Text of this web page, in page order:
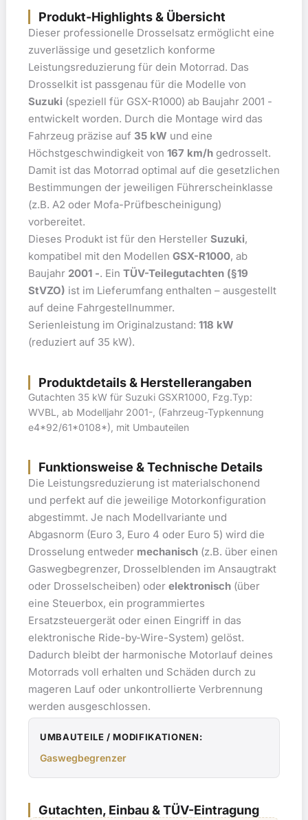
Produkt-Highlights & Übersicht
Dieser professionelle Drosselsatz ermöglicht eine
zuverlässige und gesetzlich konforme
Leistungsreduzierung für dein Motorrad. Das
Drosselkit ist passgenau für die Modelle von
Suzuki (speziell für GSX-R1000) ab Baujahr 2001 -
entwickelt worden. Durch die Montage wird das
Fahrzeug präzise auf 35 kW und eine
Höchstgeschwindigkeit von 167 km/h gedrosselt.
Damit ist das Motorrad optimal auf die gesetzlichen
Bestimmungen der jeweiligen Führerscheinklasse
(z.B. A2 oder Mofa-Prüfbescheinigung)
vorbereitet.
Dieses Produkt ist für den Hersteller Suzuki,
kompatibel mit den Modellen GSX-R1000, ab
Baujahr 2001 -. Ein TÜV-Teilegutachten (§19
StVZO) ist im Lieferumfang enthalten – ausgestellt
auf deine Fahrgestellnummer.
Serienleistung im Originalzustand: 118 kW
(reduziert auf 35 kW).
Produktdetails & Herstellerangaben
Gutachten 35 kW für Suzuki GSXR1000, Fzg.Typ:
WVBL, ab Modelljahr 2001-, (Fahrzeug-Typkennung
e4*92/61*0108*), mit Umbauteilen
Funktionsweise & Technische Details
Die Leistungsreduzierung ist materialschonend
und perfekt auf die jeweilige Motorkonfiguration
abgestimmt. Je nach Modellvariante und
Abgasnorm (Euro 3, Euro 4 oder Euro 5) wird die
Drosselung entweder mechanisch (z.B. über einen
Gaswegbegrenzer, Drosselblenden im Ansaugtrakt
oder Drosselscheiben) oder elektronisch (über
eine Steuerbox, ein programmiertes
Ersatzsteuergerät oder einen Eingriff in das
elektronische Ride-by-Wire-System) gelöst.
Dadurch bleibt der harmonische Motorlauf deines
Motorrads voll erhalten und Schäden durch zu
mageren Lauf oder unkontrollierte Verbrennung
werden ausgeschlossen.
UMBAUTEILE / MODIFIKATIONEN:
Gaswegbegrenzer
Gutachten, Einbau & TÜV-Eintragung